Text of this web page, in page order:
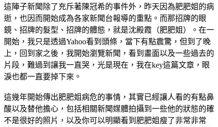
這陣子新聞除了充斥著陳冠希的事件外，昨天因為肥肥姐的病
逝，也因而開始成為各家新聞台報導的重點。而那招牌的眼
鏡、招牌的髮型、招牌的體態，就是沈殿霞（肥肥姐）。在一
開始，我只是透過Yahoo看到頭條，當下有點震驚，但到了晚
上，回到家之後，我開始瀏覽新聞，看到畫面以及一些過去的
片段，難過到讓我一直哭，光是現在，我在key這篇文章，眼
淚也都一直要掉下來。
這幾年開始傳出肥肥姐病危的事情，其實已經讓人看的有點鼻
酸以及替他擔心，包括相關新聞媒體拍攝到一些他的狀態的確
不是很好的照片，以及你可以明顯看到肥肥姐瘦了非常非常